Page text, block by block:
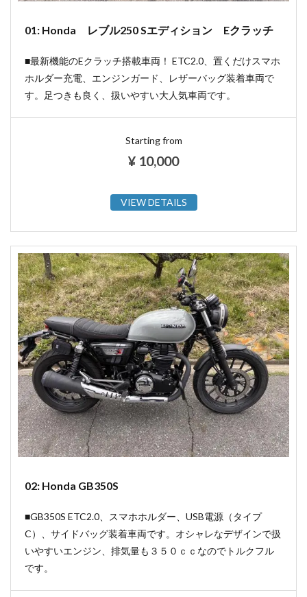
01: Honda レブル250 Sエディション Eクラッチ
■最新機能のEクラッチ搭載車両！ ETC2.0、置くだけスマホ
ホルダー充電、エンジンガード、レザーバッグ装着車両で
す。足つきも良く、扱いやすい大人気車両です。
Starting from
¥ 10,000
VIEW DETAILS
02: Honda GB350S
■GB350S ETC2.0、スマホホルダー、USB電源（タイプ
C）、サイドバッグ装着車両です。オシャレなデザインで扱
いやすいエンジン、排気量も３５０ｃｃなのでトルクフル
です。